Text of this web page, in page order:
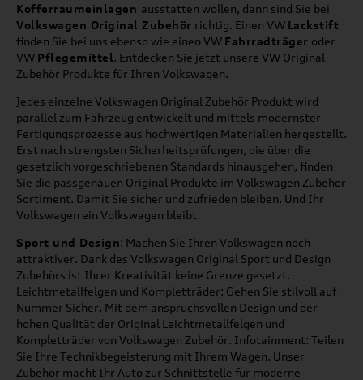
Kofferraumeinlagen ausstatten wollen, dann sind Sie bei
Volkswagen Original Zubehör richtig. Einen VW Lackstift
finden Sie bei uns ebenso wie einen VW Fahrradträger oder
VW Pflegemittel. Entdecken Sie jetzt unsere VW Original
Zubehör Produkte für Ihren Volkswagen.
Jedes einzelne Volkswagen Original Zubehör Produkt wird
parallel zum Fahrzeug entwickelt und mittels modernster
Fertigungsprozesse aus hochwertigen Materialien hergestellt.
Erst nach strengsten Sicherheitsprüfungen, die über die
gesetzlich vorgeschriebenen Standards hinausgehen, finden
Sie die passgenauen Original Produkte im Volkswagen Zubehör
Sortiment. Damit Sie sicher und zufrieden bleiben. Und Ihr
Volkswagen ein Volkswagen bleibt.
Sport und Design: Machen Sie Ihren Volkswagen noch
attraktiver. Dank des Volkswagen Original Sport und Design
Zubehörs ist Ihrer Kreativität keine Grenze gesetzt.
Leichtmetallfelgen und Kompletträder: Gehen Sie stilvoll auf
Nummer Sicher. Mit dem anspruchsvollen Design und der
hohen Qualität der Original Leichtmetallfelgen und
Kompletträder von Volkswagen Zubehör. Infotainment: Teilen
Sie Ihre Technikbegeisterung mit Ihrem Wagen. Unser
Zubehör macht Ihr Auto zur Schnittstelle für moderne